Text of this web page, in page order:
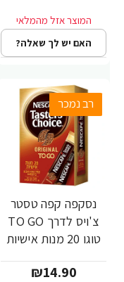
האם יש לך שאלה?
רב נמכר
נסקפה קפה טסטר
צ'ויס לדרך TO GO
טוגו 20 מנות אישיות
₪14.90